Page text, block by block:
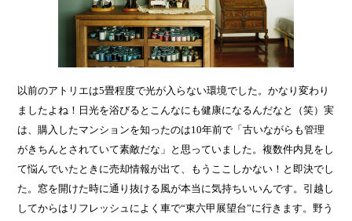
以前のアトリエは5畳程度で光が入らない環境でした。かなり変わり
ましたよね！日光を浴びるとこんなにも健康になるんだなと（笑）実
は、購入したマンションを知ったのは10年前で「古いながらも管理
がきちんとされていて素敵だな」と思っていました。複数件内見をし
て悩んでいたときに売却情報が出て、もうここしかない！と即決でし
た。窓を開けた時に通り抜ける風が本当に気持ちいいんです。引越し
してからはリフレッシュによく車で“東六甲展望台”に行きます。野う